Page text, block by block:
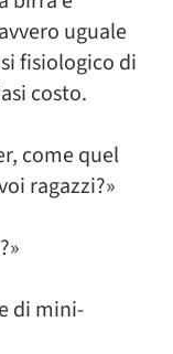
uguale
fisiologico di
costo.
come quel
ragazzi?»
di mini-